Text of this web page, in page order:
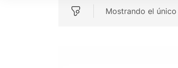
Mostrando el